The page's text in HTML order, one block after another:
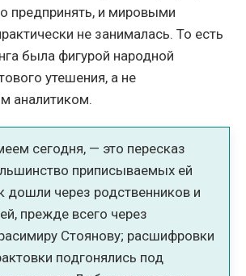
предпринять, и мировыми
не занималась. То есть
была фигурой народной
утешения, а не
аналитиком.
сегодня, — это пересказ
приписываемых ей
дошли через родственников и
прежде всего через
Стоянову; расшифровки
подгонялись под